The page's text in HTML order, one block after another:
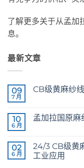
了解更多关于从孟加
息。
最新文章
09
7 月
CB级黄麻纱
Jute
Yarn:
Guide
to
24/3
论
10
6 月
孟加拉国原麻
Fibre
Supplier
Bangladesh
02
6 月
24/3 CB级黄
工业应用